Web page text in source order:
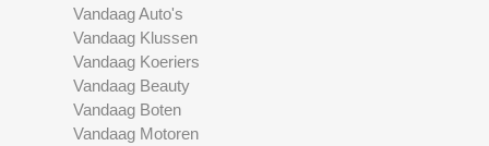
Vandaag Auto's
Vandaag Klussen
Vandaag Koeriers
Vandaag Beauty
Vandaag Boten
Vandaag Motoren